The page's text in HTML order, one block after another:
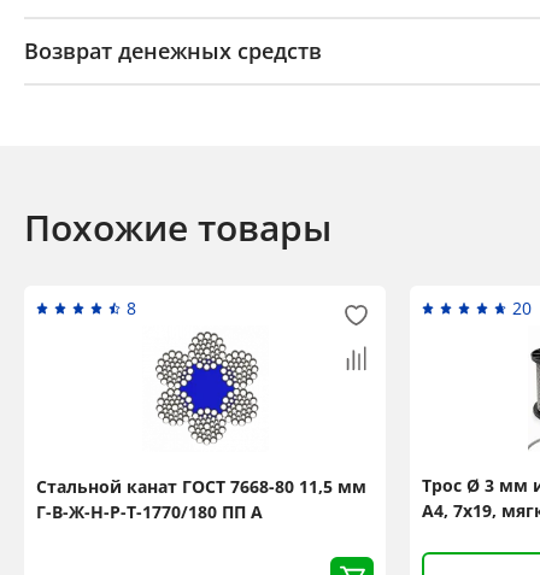
Возврат денежных средств
Похожие товары
8
Стальной канат ГОСТ 7668-80 11,5 мм
Г-В-Ж-Н-Р-Т-1770/180 ПП А
20
Трос Ø 3 мм
А4, 7х19,